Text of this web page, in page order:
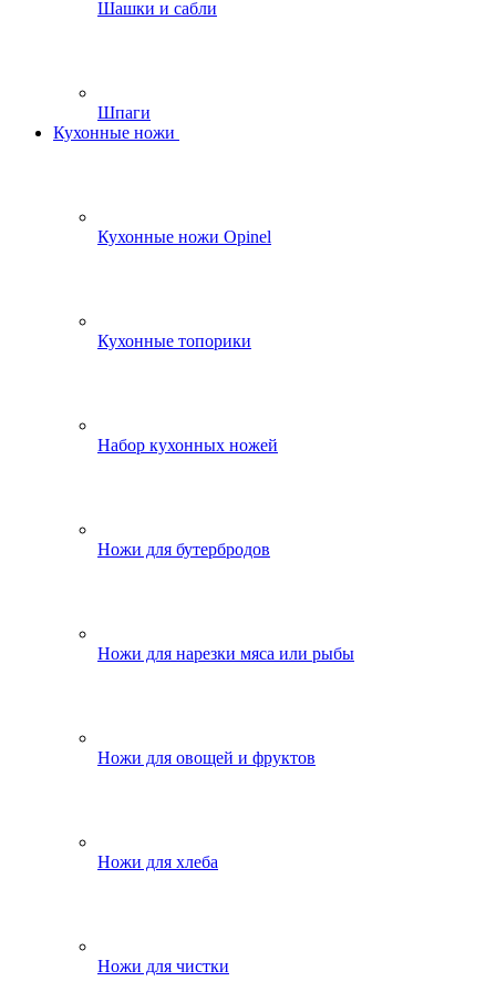
Шашки и сабли
Шпаги
Кухонные ножи
Кухонные ножи Opinel
Кухонные топорики
Набор кухонных ножей
Ножи для бутербродов
Ножи для нарезки мяса или рыбы
Ножи для овощей и фруктов
Ножи для хлеба
Ножи для чистки